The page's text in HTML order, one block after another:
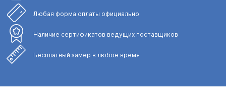
Любая форма оплаты официально
Наличие сертификатов ведущих поставщиков
Бесплатный замер в любое время